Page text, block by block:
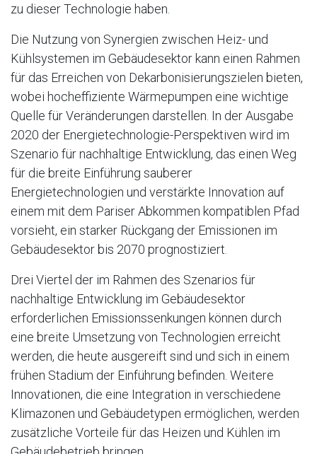
zu dieser Technologie haben.
Die Nutzung von Synergien zwischen Heiz- und
Kühlsystemen im Gebäudesektor kann einen Rahmen
für das Erreichen von Dekarbonisierungszielen bieten,
wobei hocheffiziente Wärmepumpen eine wichtige
Quelle für Veränderungen darstellen. In der Ausgabe
2020 der Energietechnologie-Perspektiven wird im
Szenario für nachhaltige Entwicklung, das einen Weg
für die breite Einführung sauberer
Energietechnologien und verstärkte Innovation auf
einem mit dem Pariser Abkommen kompatiblen Pfad
vorsieht, ein starker Rückgang der Emissionen im
Gebäudesektor bis 2070 prognostiziert.
Drei Viertel der im Rahmen des Szenarios für
nachhaltige Entwicklung im Gebäudesektor
erforderlichen Emissionssenkungen können durch
eine breite Umsetzung von Technologien erreicht
werden, die heute ausgereift sind und sich in einem
frühen Stadium der Einführung befinden. Weitere
Innovationen, die eine Integration in verschiedene
Klimazonen und Gebäudetypen ermöglichen, werden
zusätzliche Vorteile für das Heizen und Kühlen im